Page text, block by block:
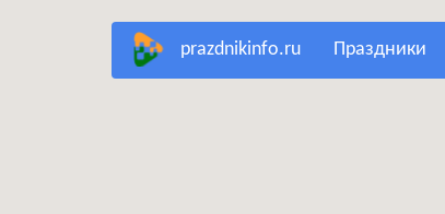
prazdnikinfo.ru праздники